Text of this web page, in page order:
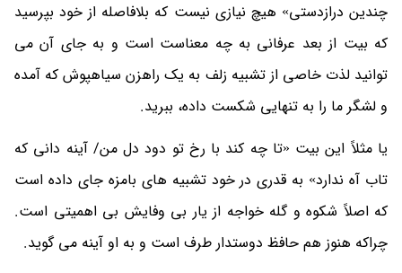
چندین درازدستی» هیچ نیازی نیست که بلافاصله از خود بپرسید
که بیت از بعد عرفانی به چه معناست است و به جای آن می
توانید لذت خاصی از تشبیه زلف به یک راهزن سیاهپوش که آمده
و لشگر ما را به تنهایی شکست داده، ببرید.
یا مثلاً این بیت «تا چه کند با رخ تو دود دل من/ آینه دانی که
تاب آه ندارد» به قدری در خود تشبیه های بامزه جای داده است
که اصلاً شکوه و گله خواجه از یار بی وفایش بی اهمیتی است.
چراکه هنوز هم حافظ دوستدار طرف است و به او آینه می گوید.